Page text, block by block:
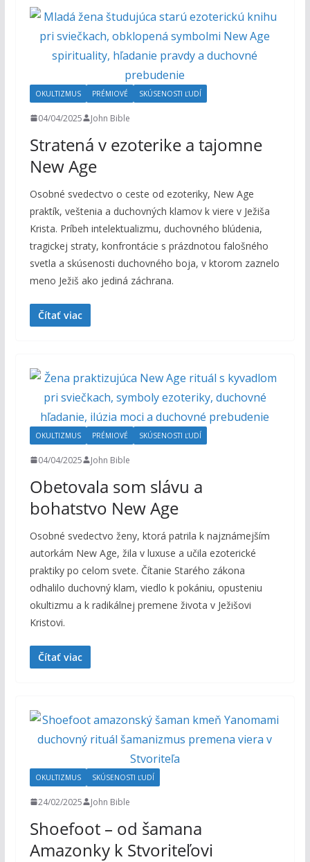
OKULTIZMUS PRÉMIOVÉ SKÚSENOSTI ĽUDÍ
04/04/2025 John Bible
Stratená v ezoterike a tajomne
New Age
Osobné svedectvo o ceste od ezoteriky, New Age
praktík, veštenia a duchovných klamov k viere v Ježiša
Krista. Príbeh intelektualizmu, duchovného blúdenia,
tragickej straty, konfrontácie s prázdnotou falošného
svetla a skúsenosti duchovného boja, v ktorom zaznelo
meno Ježiš ako jediná záchrana.
Čítať viac
OKULTIZMUS PRÉMIOVÉ SKÚSENOSTI ĽUDÍ
04/04/2025 John Bible
Obetovala som slávu a
bohatstvo New Age
Osobné svedectvo ženy, ktorá patrila k najznámejším
autorkám New Age, žila v luxuse a učila ezoterické
praktiky po celom svete. Čítanie Starého zákona
odhalilo duchovný klam, viedlo k pokániu, opusteniu
okultizmu a k radikálnej premene života v Ježišovi
Kristovi.
Čítať viac
OKULTIZMUS SKÚSENOSTI ĽUDÍ
24/02/2025 John Bible
Shoefoot – od šamana
Amazonky k Stvoriteľovi